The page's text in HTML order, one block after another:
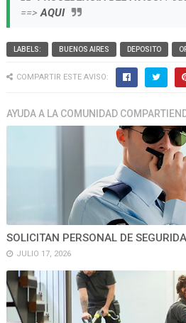
==>AQUI
LABELS: BUENOS AIRES DEPOSITO
COMPARTIR ESTE AVISO:
AYUDA A LA COMUNIDAD
SOLICITAN PERSONAL DE
JULIO 17, 2026